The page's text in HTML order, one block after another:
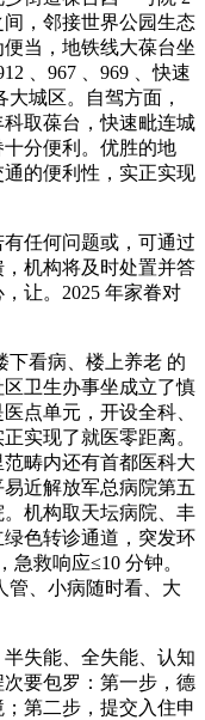
，邻接世界公园生态
当，地铁线大葆台坐
、967 、969 、快速
城区。自驾方面，
取葆台，快速毗连城
分便利。优胜的地
的便利性，实正实现
任何问题或，可通过
机构将及时处置并答
让。2025 年家眷对
看病、楼上养老 的
卫生办事坐成立了慎
点单元，开设全科、
实现了就医零距离。
畴内还有首都医科大
近解放军总病院第五
机构取天坛病院、丰
色转诊通道，突发环
救响应≤10 分钟。
管、小病随时看、大
失能、全失能、认知
要包罗：第一步，德
第二步，提交入住申